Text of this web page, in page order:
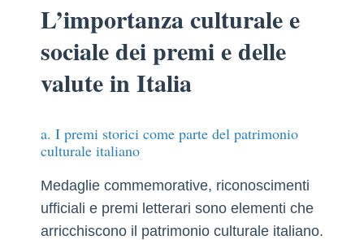
L’importanza culturale e
sociale dei premi e delle
valute in Italia
a. I premi storici come parte del patrimonio
culturale italiano
Medaglie commemorative, riconoscimenti
ufficiali e premi letterari sono elementi che
arricchiscono il patrimonio culturale italiano.